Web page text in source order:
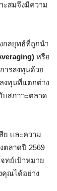
ะสมจึงมีความ
กลยุทธ์ที่ถูกนำ
หรือ
ารลงทุนด้วย
งทุนที่แตกต่าง
สภาวะตลาด
ย และความ
ตลาดปี 2569
ทย์เป้าหมาย
คุณได้อย่าง